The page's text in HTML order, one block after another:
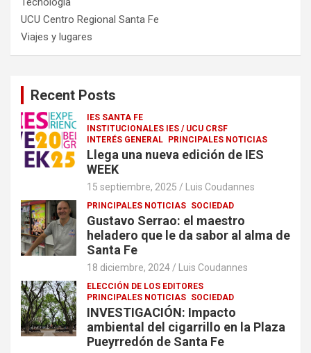
UCU Centro Regional Santa Fe
Viajes y lugares
Recent Posts
IES SANTA FE
INSTITUCIONALES IES / UCU CRSF
INTERÉS GENERAL PRINCIPALES NOTICIAS
Llega una nueva edición de IES
WEEK
15 septiembre, 2025 Luis Coudannes
PRINCIPALES NOTICIAS SOCIEDAD
Gustavo Serrao: el maestro
heladero que le da sabor al alma de
Santa Fe
18 diciembre, 2024 Luis Coudannes
ELECCIÓN DE LOS EDITORES
PRINCIPALES NOTICIAS SOCIEDAD
INVESTIGACIÓN: Impacto
ambiental del cigarrillo en la Plaza
Pueyrredón de Santa Fe